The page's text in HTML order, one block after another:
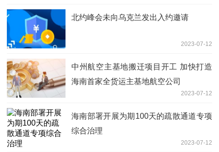
北约峰会未向乌克兰发出入约邀请
2023-07-12
中州航空主基地搬迁项目开工 加快打造
海南首家全货运主基地航空公司
2023-07-12
海南部署开展为期100天的疏散通道专项
综合治理
2023-07-12